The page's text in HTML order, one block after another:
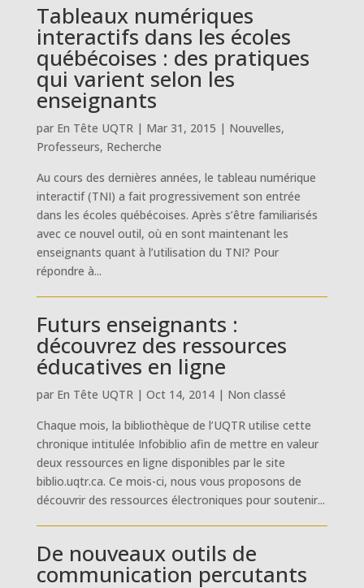
Tableaux numériques
interactifs dans les écoles
québécoises : des pratiques
qui varient selon les
enseignants
par En Tête UQTR| Mar 31, 2015 | Nouvelles,
Professeurs, Recherche
Au cours des dernières années, le tableau numérique
interactif (TNI) a fait progressivement son entrée
dans les écoles québécoises. Après s’être familiarisés
avec ce nouvel outil, où en sont maintenant les
enseignants quant à l’utilisation du TNI? Pour
répondre à...
Futurs enseignants :
découvrez des ressources
éducatives en ligne
par En Tête UQTR| Oct 14, 2014| Non classé
Chaque mois, la bibliothèque de l’UQTR utilise cette
chronique intitulée Infobiblio afin de mettre en valeur
deux ressources en ligne disponibles par le site
biblio.uqtr.ca. Ce mois-ci, nous vous proposons de
découvrir des ressources électroniques pour soutenir...
De nouveaux outils de
communication percutants